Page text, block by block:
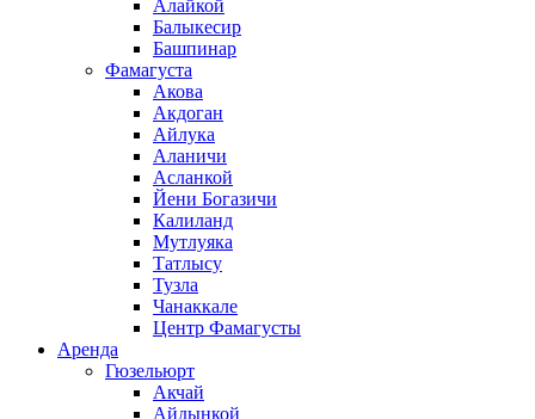
Алайкой
Балыкесир
Башпинар
Фамагуста
Акова
Акдоган
Айлука
Аланичи
Асланкой
Йени Богазичи
Калиланд
Мутлуяка
Татлысу
Тузла
Чанаккале
Центр Фамагусты
Аренда
Гюзельюрт
Акчай
Айдынкой